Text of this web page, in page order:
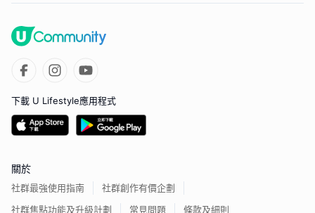
下載 U Lifestyle應用程式
關於
社群最強使用指南
社群創作有價企劃
社群焦點功能及升級計劃
常見問題 條款及細則